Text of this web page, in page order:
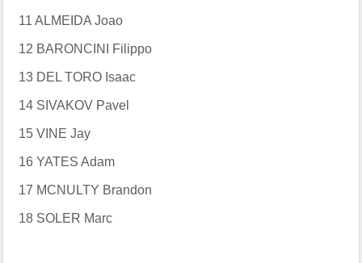
11 ALMEIDA Joao
12 BARONCINI Filippo
13 DEL TORO Isaac
14 SIVAKOV Pavel
15 VINE Jay
16 YATES Adam
17 MCNULTY Brandon
18 SOLER Marc